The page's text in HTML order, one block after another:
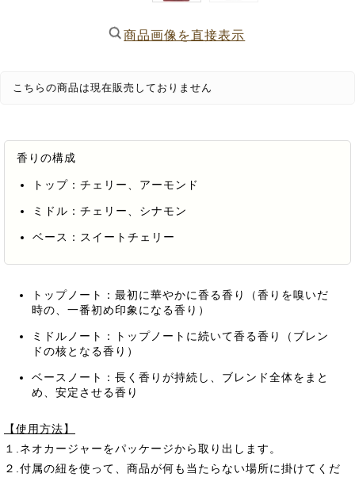
商品画像を直接表示
こちらの商品は現在販売しておりません
香りの構成
トップ：チェリー、アーモンド
ミドル：チェリー、シナモン
ベース：スイートチェリー
トップノート：最初に華やかに香る香り（香りを嗅いだ
時の、一番初め印象になる香り）
ミドルノート：トップノートに続いて香る香り（ブレン
ドの核となる香り）
ベースノート：長く香りが持続し、ブレンド全体をまと
め、安定させる香り
【使用方法】
１.ネオカージャーをパッケージから取り出します。
２.付属の紐を使って、商品が何も当たらない場所に掛けてくだ